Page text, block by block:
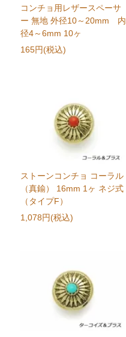
コンチョ用レザースペーサ
ー 無地 外径10～20mm 内
径4～6mm 10ヶ
165円(税込)
ストーンコンチョ コーラル
（真鍮） 16mm 1ヶ ネジ式
（タイプF）
1,078円(税込)